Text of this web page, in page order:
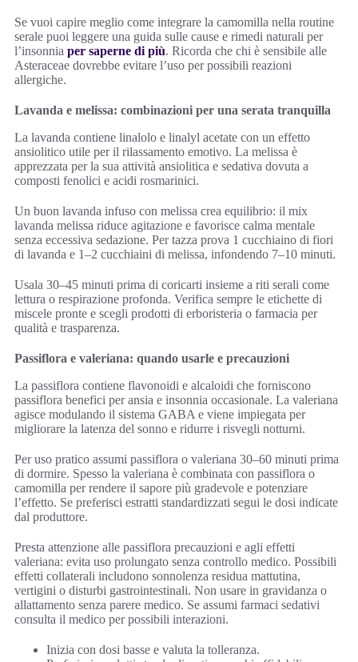
Se vuoi capire meglio come integrare la camomilla nella routine
serale puoi leggere una guida sulle cause e rimedi naturali per
l’insonnia per saperne di più. Ricorda che chi è sensibile alle
Asteraceae dovrebbe evitare l’uso per possibili reazioni
allergiche.
Lavanda e melissa: combinazioni per una serata tranquilla
La lavanda contiene linalolo e linalyl acetate con un effetto
ansiolitico utile per il rilassamento emotivo. La melissa è
apprezzata per la sua attività ansiolitica e sedativa dovuta a
composti fenolici e acidi rosmarinici.
Un buon lavanda infuso con melissa crea equilibrio: il mix
lavanda melissa riduce agitazione e favorisce calma mentale
senza eccessiva sedazione. Per tazza prova 1 cucchiaino di fiori
di lavanda e 1–2 cucchiaini di melissa, infondendo 7–10 minuti.
Usala 30–45 minuti prima di coricarti insieme a riti serali come
lettura o respirazione profonda. Verifica sempre le etichette di
miscele pronte e scegli prodotti di erboristeria o farmacia per
qualità e trasparenza.
Passiflora e valeriana: quando usarle e precauzioni
La passiflora contiene flavonoidi e alcaloidi che forniscono
passiflora benefici per ansia e insonnia occasionale. La valeriana
agisce modulando il sistema GABA e viene impiegata per
migliorare la latenza del sonno e ridurre i risvegli notturni.
Per uso pratico assumi passiflora o valeriana 30–60 minuti prima
di dormire. Spesso la valeriana è combinata con passiflora o
camomilla per rendere il sapore più gradevole e potenziare
l’effetto. Se preferisci estratti standardizzati segui le dosi indicate
dal produttore.
Presta attenzione alle passiflora precauzioni e agli effetti
valeriana: evita uso prolungato senza controllo medico. Possibili
effetti collaterali includono sonnolenza residua mattutina,
vertigini o disturbi gastrointestinali. Non usare in gravidanza o
allattamento senza parere medico. Se assumi farmaci sedativi
consulta il medico per possibili interazioni.
Inizia con dosi basse e valuta la tolleranza.